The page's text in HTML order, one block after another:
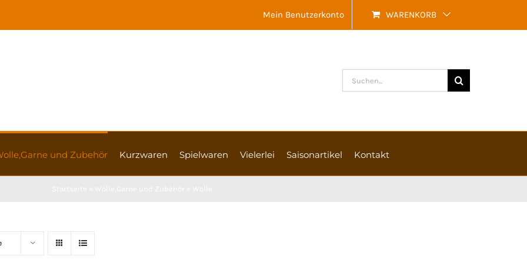
Mein Benutzerkonto WARENKORB
Suche
nach:
und Zubehör Kurzwaren Spielwaren Vielerlei Saisonartikel Kontakt